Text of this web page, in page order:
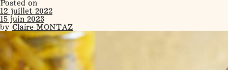
Posted on
12 juillet 2022
15 juin 2023
byClaire MONTAZ